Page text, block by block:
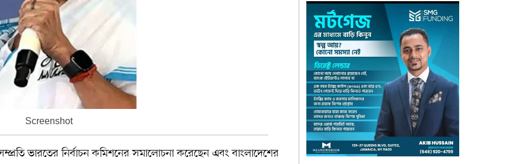
Screenshot
ভারতের নির্বাচন কমিশনের সমালোচনা করেছেন এবং বাংলাদেশের